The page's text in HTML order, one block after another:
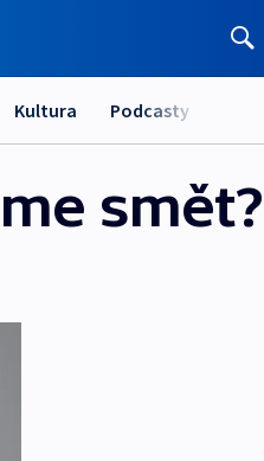
Kultura Podcasty
smět?